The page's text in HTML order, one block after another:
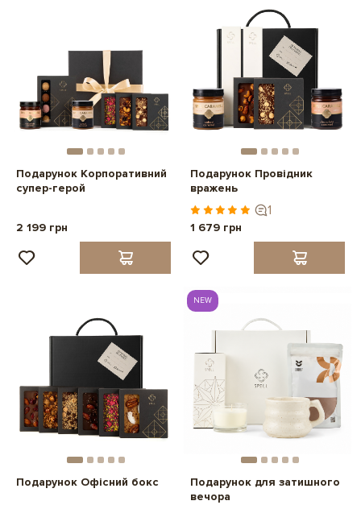
Подарунок Корпоративний
супер-герой
2 199 грн
Подарунок Провідник
вражень
1
1 679 грн
Подарунок Офісний бокс
NEW
Подарунок для затишного
вечора